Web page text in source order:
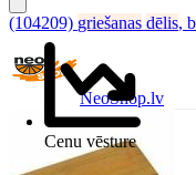
Cenu vēsture
(104209) griešanas dēlis,
NeoShop.lv